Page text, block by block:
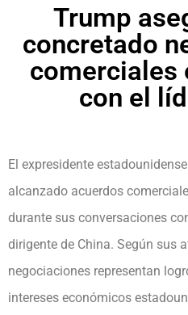
Trump
concretado
comerciales
con el
El expresidente
alcanzado acuerdos
durante sus conversaciones
dirigente de China. Según sus
negociaciones representan
intereses económicos